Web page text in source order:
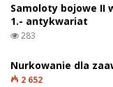
Samoloty bojowe II
1.- antykwariat
283
Nurkowanie dla
2 652